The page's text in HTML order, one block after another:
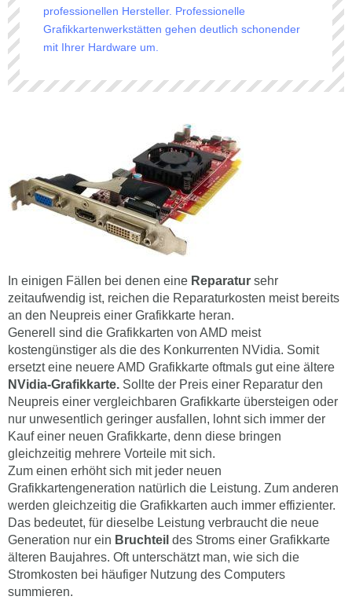
professionellen Hersteller. Professionelle
Grafikkartenwerkstätten gehen deutlich schonender
mit Ihrer Hardware um.
In einigen Fällen bei denen eine Reparatur sehr
zeitaufwendig ist, reichen die Reparaturkosten meist bereits
an den Neupreis einer Grafikkarte heran.
Generell sind die Grafikkarten von AMD meist
kostengünstiger als die des Konkurrenten NVidia. Somit
ersetzt eine neuere AMD Grafikkarte oftmals gut eine ältere
NVidia-Grafikkarte. Sollte der Preis einer Reparatur den
Neupreis einer vergleichbaren Grafikkarte übersteigen oder
nur unwesentlich geringer ausfallen, lohnt sich immer der
Kauf einer neuen Grafikkarte, denn diese bringen
gleichzeitig mehrere Vorteile mit sich.
Zum einen erhöht sich mit jeder neuen
Grafikkartengeneration natürlich die Leistung. Zum anderen
werden gleichzeitig die Grafikkarten auch immer effizienter.
Das bedeutet, für dieselbe Leistung verbraucht die neue
Generation nur ein Bruchteil des Stroms einer Grafikkarte
älteren Baujahres. Oft unterschätzt man, wie sich die
Stromkosten bei häufiger Nutzung des Computers
summieren.